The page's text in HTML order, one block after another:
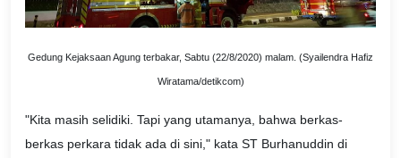
Gedung Kejaksaan Agung terbakar, Sabtu (22/8/2020) malam. (Syailendra Hafiz
Wiratama/detikcom)
"Kita masih selidiki. Tapi yang utamanya, bahwa berkas-
berkas perkara tidak ada di sini," kata ST Burhanuddin di